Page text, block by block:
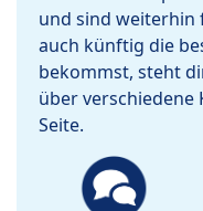
und sind weiterhin
auch künftig die
bekommst, steht
über verschiedene
Seite.